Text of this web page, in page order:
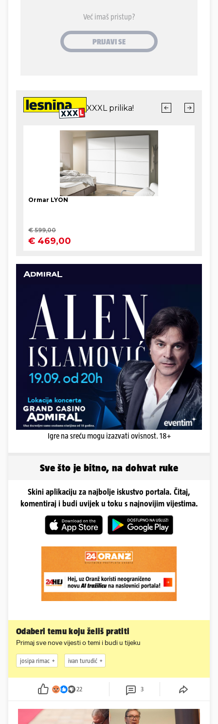
Igre na sreću mogu izazvati ovisnost. 18+
Sve što je bitno, na dohvat ruke
Skini aplikaciju za najbolje iskustvo portala. Čitaj,
komentiraj i budi uvijek u toku s najnovijim vijestima.
Odaberi temu koju želiš pratiti
Primaj sve nove vijesti o temi i budi u tijeku
josipa rimac ivan turudić
22 3